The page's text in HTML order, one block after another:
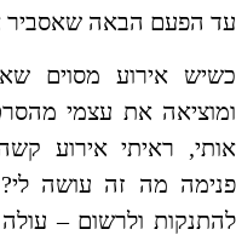
עד הפעם הבאה שאסביר
כשיש אירוע מסוים
ומוציאה את עצמי
אותי, ראיתי אירוע
פנימה מה זה עושה
להתנקות ולרשום –